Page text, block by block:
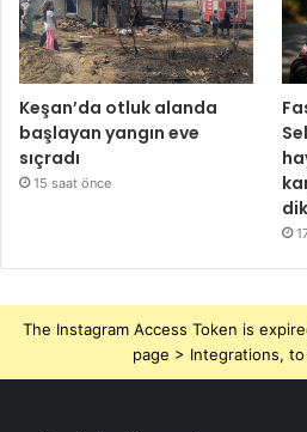
Keşan’da otluk alanda
başlayan yangın eve
sıçradı
15 saat önce
The Instagram Access Token is
page > Integrations,